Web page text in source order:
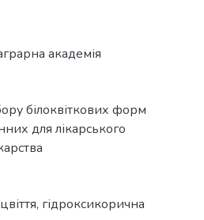
академія
білоквіткових форм
для лікарського
, гідроксикорична